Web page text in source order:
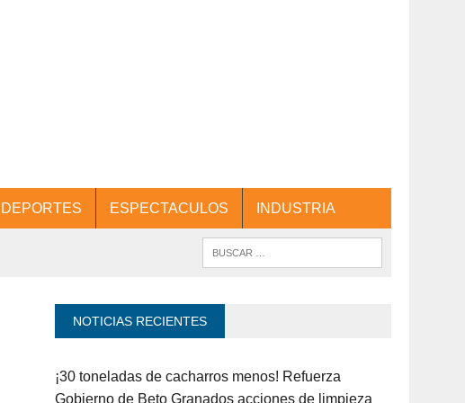
DEPORTES ESPECTACULOS INDUSTRIA
NOTICIAS RECIENTES
¡30 toneladas de cacharros menos! Refuerza
Gobierno de Beto Granados acciones de limpieza